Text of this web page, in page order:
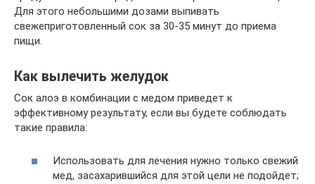
Для этого небольшими дозами выпивать
свежеприготовленный сок за 30-35 минут до приема
пищи.
Как вылечить желудок
Сок алоэ в комбинации с медом приведет к
эффективному результату, если вы будете соблюдать
такие правила:
Использовать для лечения нужно только свежий
мед, засахарившийся для этой цели не подойдет;